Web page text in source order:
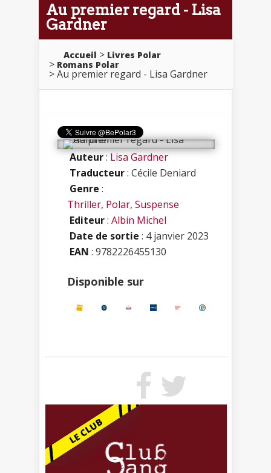
Au premier regard - Lisa
Gardner
Accueil
Livres Polar
Romans Polar
Au premier regard - Lisa Gardner
Auteur: Lisa Gardner
Traducteur: Cécile Deniard
Genre :
Thriller, Polar, Suspense
Editeur: Albin Michel
Date de sortie : 4 janvier 2023
EAN : 9782226455130
Disponible sur